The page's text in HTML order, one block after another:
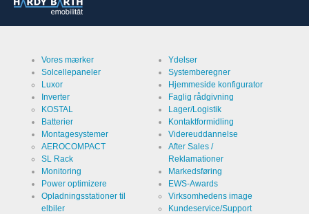
Vores mærker
Solcellepaneler
Luxor
Inverter
KOSTAL
Batterier
Montagesystemer
AEROCOMPACT
SL Rack
Monitoring
Power optimizere
Opladningsstationer til
elbiler
Ydelser
Systemberegner
Hjemmeside konfigurator
Faglig rådgivning
Lager/Logistik
Kontaktformidling
Videreuddannelse
After Sales /
Reklamationer
Markedsføring
EWS-Awards
Virksomhedens image
Kundeservice/Support